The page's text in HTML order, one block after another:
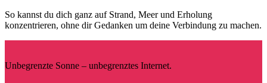
So kannst du dich ganz auf Strand, Meer und Erholung
konzentrieren, ohne dir Gedanken um deine Verbindung zu machen.
Unbegrenzte Sonne – unbegrenztes Internet.